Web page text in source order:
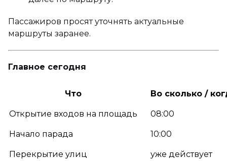
Пассажиров просят уточнять актуальные
маршруты заранее.
Главное сегодня
Что Во сколько /
Открытие входов на площадь 08:00
Начало парада 10:00
Перекрытие улиц уже действует